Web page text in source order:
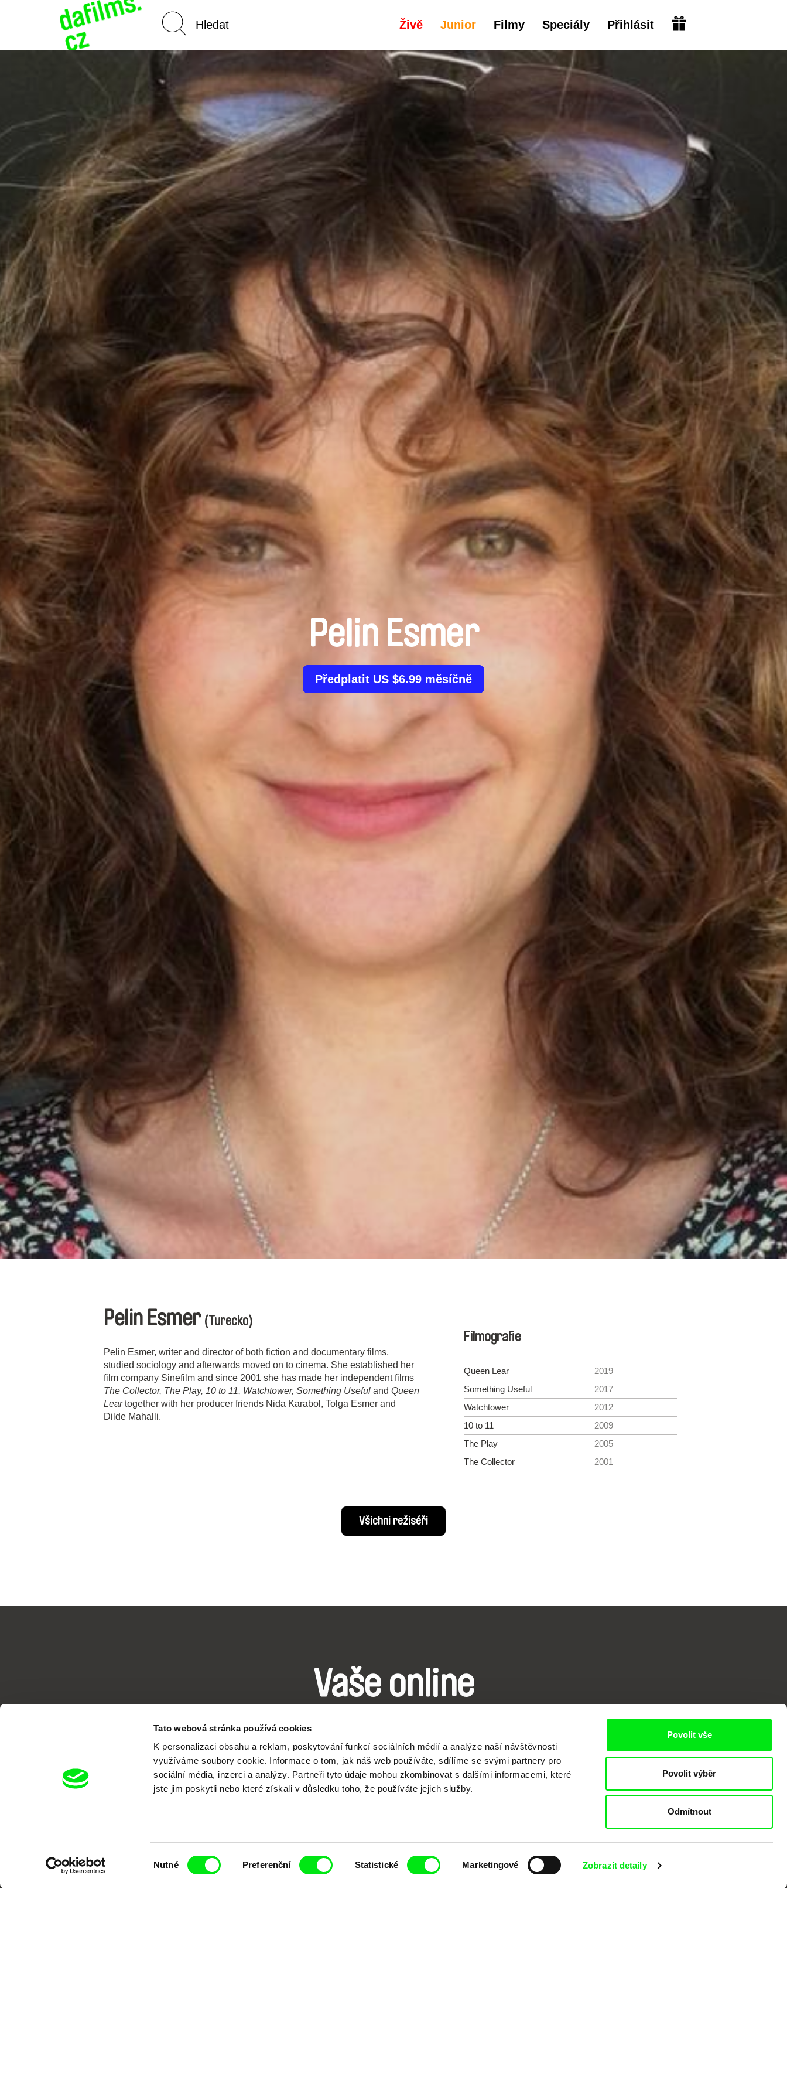
Tato webová stránka používá cookies
K personalizaci obsahu a reklam, poskytování funkcí sociálních médií a analýze naší návštěvnosti
využíváme soubory cookie. Informace o tom, jak náš web používáte, sdílíme se svými partnery pro
sociální média, inzerci a analýzy. Partneři tyto údaje mohou zkombinovat s dalšími informacemi, které
jste jim poskytli nebo které získali v důsledku toho, že používáte jejich služby.
Nutné Preferenční Statistické Marketingové Zobrazit detaily
Povolit vše
Povolit výběr
Odmítnout
Živě Junior Filmy Speciály Přihlásit
Pelin Esmer
Předplatit US $6.99 měsíčně
Pelin Esmer (Turecko)
Pelin Esmer, writer and director of both fiction and documentary films,
studied sociology and afterwards moved on to cinema. She established her
film company Sinefilm and since 2001 she has made her independent films
The Collector, The Play, 10 to 11, Watchtower, Something Useful and Queen
Leartogether with her producer friends Nida Karabol, Tolga Esmer and
Dilde Mahalli.
Filmografie
Queen Lear
2019
Something Useful
2017
Watchtower
2012
10 to 11
2009
The Play
2005
The Collector
2001
Všichni režiséři
Vaše online
dokumentární kino
Nové festivalové filmy
každý týden
Portál DAFilms.cz je výsledkem tvůrčí spolupráce 7 klíčových evropských festivalů dokumentárního filmu sdružených do Doc
Alliance. Naším cílem je posouvat hranice dokumentárního filmu, propagovat jeho rozmanitost a podporovat kvalitní autorské